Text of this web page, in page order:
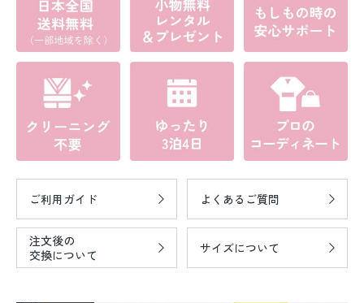
ご利用ガイド よくあるご質問
注文後の
交換について
サイズについて